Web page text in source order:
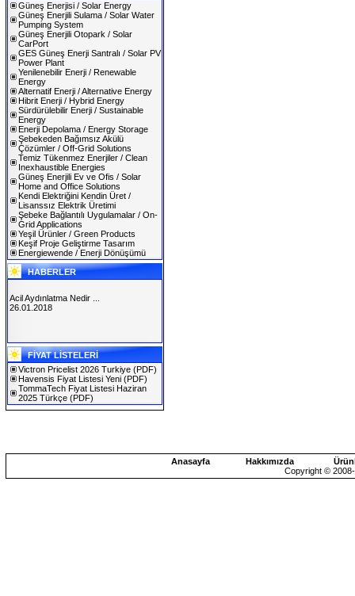
Güneş Enerjisi / Solar Energy
Güneş Enerjili Sulama / Solar Water
Pumping System
Güneş Enerjili Otopark / Solar
CarPort
GES Güneş Enerji Santralı / Solar PV
Power Plant
Yenilenebilir Enerji / Renewable
Energy
Alternatif Enerji / Alternative Energy
Hibrit Enerji / Hybrid Energy
Sürdürülebilir Enerji / Sustainable
Energy
Enerji Depolama / Energy Storage
Şebekeden Bağımsız Akülü
Çözümler / Off-Grid Solutions
Temiz Tükenmez Enerjiler / Clean
Inexhaustible Energies
Güneş Enerjili Ev ve Ofis / Solar
Home and Office Solutions
Kendi Elektriğini Kendin Üret /
Lisanssız Elektrik Üretimi
Şebeke Bağlantılı Uygulamalar / On-
Grid Applications
Yeşil Ürünler / Green Products
Keşif Proje Geliştirme Tasarım
Energiewende / Enerji Dönüşümü
HABERLER
SOLAREX ISTANBUL 2019
30.01.2019
Acil Aydınlatma Nedir ...
26.01.2018
FİYAT LİSTELERİ
Victron Pricelist 2026 Turkiye (PDF)
Havensis Fiyat Listesi Yeni (PDF)
TommaTech Fiyat Listesi Haziran
2025 Türkçe (PDF)
Anasayfa Hakkımızda
Copyright ©